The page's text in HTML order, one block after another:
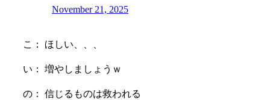
November 21, 2025
こ： ほしい、、、
い： 増やしましょうｗ
の： 信じるものは救われる